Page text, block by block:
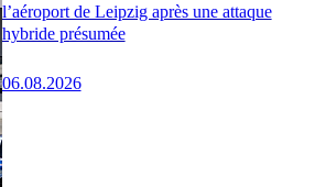
l’aéroport de Leipzig après une attaque
hybride présumée
06.08.2026